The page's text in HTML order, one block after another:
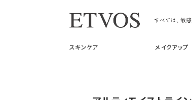
スキンケア メイクアップ